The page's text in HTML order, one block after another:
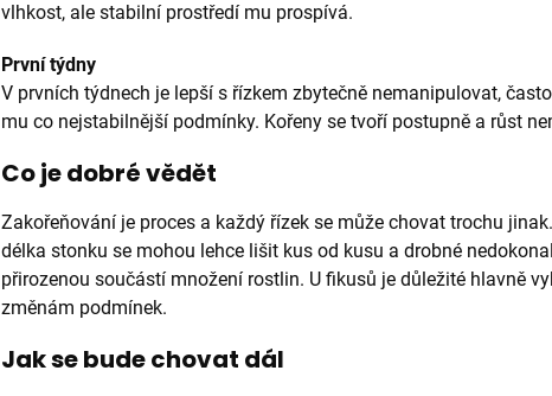
vlhkost, ale stabilní prostředí mu prospívá.
První týdny
V prvních týdnech je lepší s řízkem zbytečně nemanipulovat,
mu co nejstabilnější podmínky. Kořeny se tvoří postupně a růst
Co je dobré vědět
Zakořeňování je proces a každý řízek se může chovat trochu
délka stonku se mohou lehce lišit kus od kusu a drobné
přirozenou součástí množení rostlin. U fikusů je důležité hlavně
změnám podmínek.
Jak se bude chovat dál